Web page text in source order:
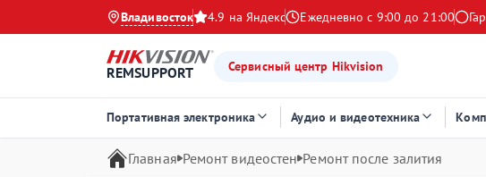
Владивосток 4.9 на Яндекс Ежедневно с 9:00 до 21:00
REMSUPPORT Сервисный центр Hikvision
Портативная электроника Аудио и видеотехника
Главная Ремонт видеостен Ремонт после залития